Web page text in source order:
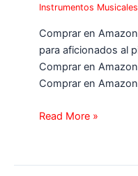
Instrumentos Musicales
Comprar en
para aficionados al
Comprar en
Comprar en
Read More »